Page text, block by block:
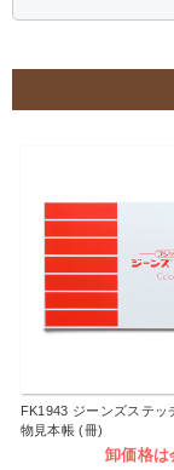
FK1943 ジーンズステッ
物見本帳 (冊)
卸価格は